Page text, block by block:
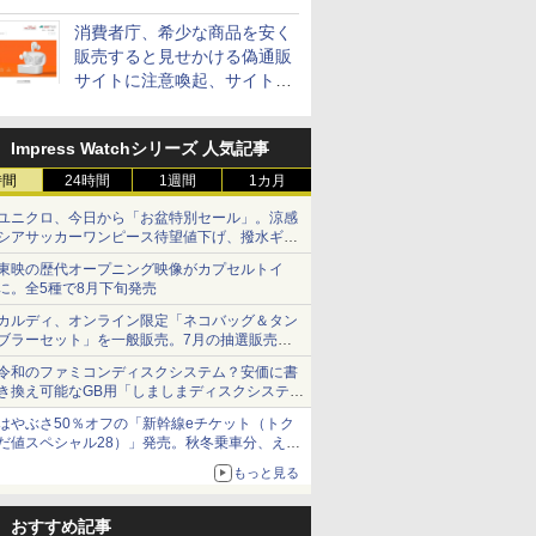
消費者庁、希少な商品を安く
販売すると見せかける偽通販
サイトに注意喚起、サイト名
Impress Watchシリーズ 人気記事
24時間 1週間 1カ月
ニクロ、今日から「お盆特別セール」。涼感
アサッカーワンピース待望値下げ、撥水ギア
ョーツは1990円に
映の歴代オープニング映像がカプセルトイ
。全5種で8月下旬発売
ルディ、オンライン限定「ネコバッグ＆タン
ラーセット」を一般販売。7月の抽選販売の
選無効分
和のファミコンディスクシステム？安価に書
換え可能なGB用「しましまディスクシステ
」
やぶさ50％オフの「新幹線eチケット（トク
値スペシャル28）」発売。秋冬乗車分、えき
もっと見る
おすすめ記事